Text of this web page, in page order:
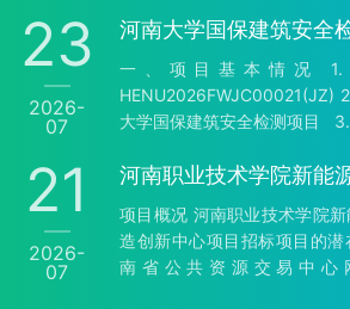
文件，并于2026年08月17日
豫财招标采购-2026-898 2、
院2026年无人机应用类实训
购方式：公开招标 4、预算金
23
2026-
07
一、项目基本情况 1.
HENU2026FWJC00021(JZ)
大学国保建筑安全检测项目
元 5.采购需求 5.1采购内容：
楼、南大门等文物保护范围
物本体及其直接附属建筑进
购文件第四部分“采购需求”；
21
2026-
07
项目概况 河南职业技术学院
造创新中心项目招标项目的
南省公共资源交易中心